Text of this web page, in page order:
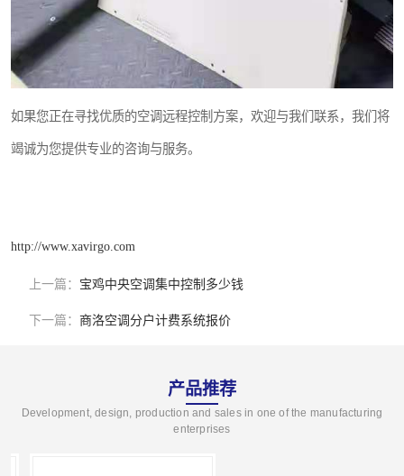
如果您正在寻找优质的空调远程控制方案，欢迎与我们联系，我们将
竭诚为您提供专业的咨询与服务。
http://www.xavirgo.com
上一篇： 宝鸡中央空调集中控制多少钱
下一篇： 商洛空调分户计费系统报价
产品推荐
Development, design, production and sales in one of the manufacturing
enterprises